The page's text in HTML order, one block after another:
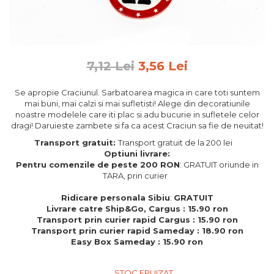
Diplome si Plachete
Insigne
Felicitari din lemn
Felicitari pentru cei dragi
Felicitari cu model
Aromaterapie
Papioane din lemn
Decoratiuni pentru casa
7,12 Lei 3,56 Lei
Se apropie Craciunul. Sarbatoarea magica in care toti suntem
mai buni, mai calzi si mai sufletisti! Alege din decoratiunile
noastre modelele care iti plac si adu bucurie in sufletele celor
dragi! Daruieste zambete si fa ca acest Craciun sa fie de neuitat!
Transport gratuit:Transport gratuit de la 200 lei
Optiuni livrare:
Pentru comenzile de peste 200 RON: GRATUIT oriunde in
TARA, prin curier
Ridicare personala Sibiu: GRATUIT
Livrare catre Ship&Go, Cargus : 15.90 ron
Transport prin curier rapid Cargus : 15.90 ron
Transport prin curier rapid Sameday : 18.90 ron
Easy Box Sameday : 15.90 ron